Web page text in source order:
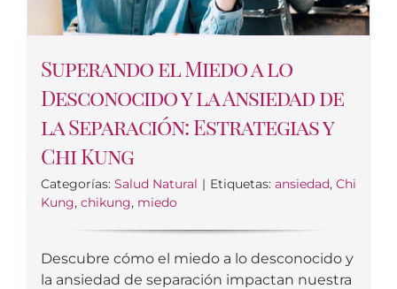
Superando el Miedo a lo
Desconocido y la Ansiedad de
la Separación: Estrategias y
Chi Kung
Categorías: Salud Natural | Etiquetas: ansiedad, Chi
Kung, chikung, miedo
Descubre cómo el miedo a lo desconocido y
la ansiedad de separación impactan nuestra